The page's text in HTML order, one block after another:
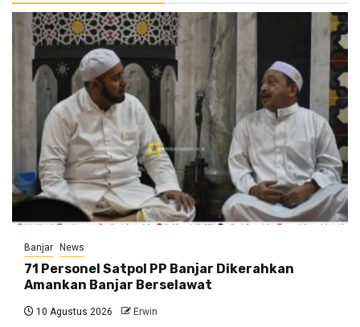
Banjar News
71 Personel Satpol PP Banjar Dikerahkan
Amankan Banjar Berselawat
10 Agustus 2026 Erwin